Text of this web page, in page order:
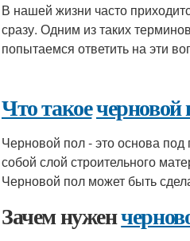
В нашей жизни часто
сразу. Одним из таких
попытаемся ответить на эти
Что такоечерновой
Черновой пол - это основа под
собой слой строительного
Черновой пол может быть
Зачем нужен